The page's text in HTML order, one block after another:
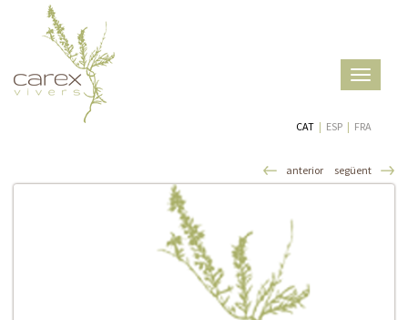
Toggle
CAT | ESP | FRA
anterior següent